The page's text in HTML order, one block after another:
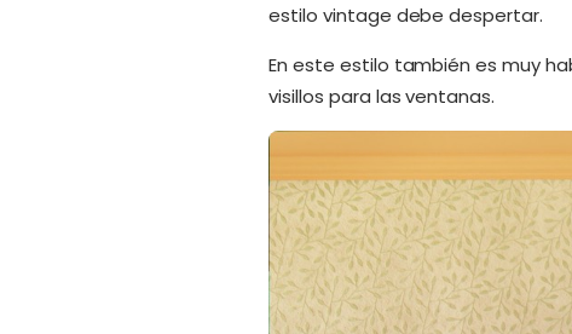
estilo vintage debe despertar.
En este estilo también es muy
visillos para las ventanas.